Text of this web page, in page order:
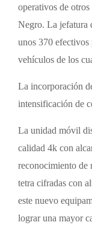
operativos de
Negro. La jefatura
unos 370
vehículos de los
La incorporación
intensificación de
La unidad móvil
calidad 4k con
reconocimiento de
tetra cifradas con
este nuevo
lograr una mayor